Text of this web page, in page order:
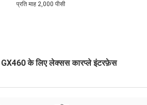
प्रति माह 2,000 पीसी
के लिए लेक्सस कारप्ले इंटरफ़ेस